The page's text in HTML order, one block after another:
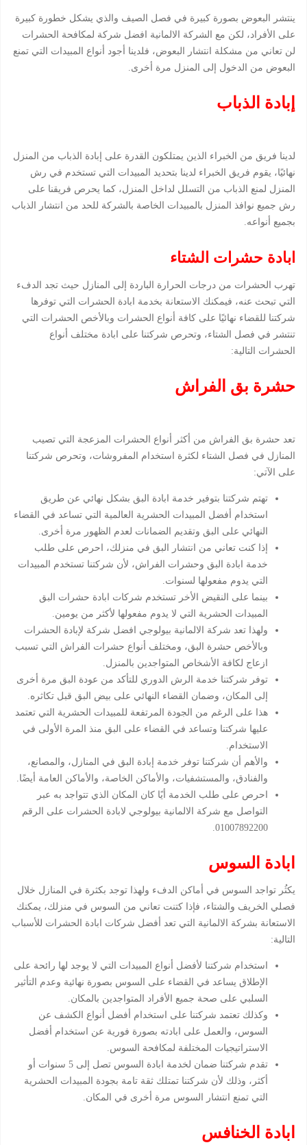
ينتشر البعوض بصورة كبيرة في فصل الصيف والذي يشكل خطورة كبيرة
على الأفراد، لكن مع الشركة الالمانية افضل شركة لمكافحة الحشرات
لن تعاني من مشكلة انتشار البعوض، فلدينا أجود أنواع المبيدات التي تمنع
البعوض من الدخول إلى المنزل مرة أخرى.
إبادة الذباب
لدينا فريق من الخبراء الذين يمتلكون القدرة على إبادة الذباب من المنزل
نهائيًا، يقوم فريق الخبراء لدينا بتحديد المبيدات التي تستخدم في رش
المنزل لمنع الذباب من التسلل لداخل المنزل، كما يحرص فريقنا على
رش جميع نوافذ المنزل بالمبيدات الخاصة بالشركة للحد من انتشار الذباب
بجميع أنواعه.
ابادة حشرات الشتاء
تهرب الحشرات من درجات الحرارة الباردة إلى المنازل حيث تجد الدفء
التي تبحث عنه، فيمكنك الاستعانة بخدمة ابادة الحشرات التي توفرها
شركتنا للقضاء نهائيًا على كافة أنواع الحشرات وبالأخص الحشرات التي
تنتشر في فصل الشتاء، وتحرص شركتنا على ابادة مختلف أنواع
الحشرات التالية:
حشرة بق الفراش
تعد حشرة بق الفراش من أكثر أنواع الحشرات المزعجة التي تصيب
المنازل في فصل الشتاء لكثرة استخدام المفروشات، وتحرص شركتنا
على الآتي:
تهتم شركتنا بتوفير خدمة ابادة البق بشكل نهائي عن طريق
استخدام أفضل المبيدات الحشرية العالمية التي تساعد في القضاء
النهائي على البق وتقديم الضمانات لعدم الظهور مرة أخرى.
إذا كنت تعاني من انتشار البق في منزلك، احرص على طلب
خدمة ابادة البق وحشرات الفراش، لأن شركتنا تستخدم المبيدات
التي يدوم مفعولها لسنوات.
بينما على النقيض الأخر تستخدم شركات ابادة حشرات البق
المبيدات الحشرية التي لا يدوم مفعولها لأكثر من يومين.
ولهذا تعد شركة الالمانية بيولوجي افضل شركة لإبادة الحشرات
وبالأخص حشرة البق، ومختلف أنواع حشرات الفراش التي تسبب
ازعاج لكافة الأشخاص المتواجدين بالمنزل.
توفر شركتنا خدمة الرش الدوري للتأكد من عودة البق مرة أخرى
إلى المكان، وضمان القضاء النهائي على بيض البق قبل تكاثره.
هذا على الرغم من الجودة المرتفعة للمبيدات الحشرية التي تعتمد
عليها شركتنا وتساعد في القضاء على البق منذ المرة الأولى في
الاستخدام.
والأهم أن شركتنا توفر خدمة إبادة البق في المنازل، والمصانع،
والفنادق، والمستشفيات، والأماكن الخاصة، والأماكن العامة أيضًا.
احرص على طلب الخدمة أيًا كان المكان الذي تتواجد به عبر
التواصل مع شركة الالمانية بيولوجي لابادة الحشرات على الرقم
01007892200.
ابادة السوس
يكثُر تواجد السوس في أماكن الدفء ولهذا توجد بكثرة في المنازل خلال
فصلي الخريف والشتاء، فإذا كتنت تعاني من السوس في منزلك، يمكنك
الاستعانة بشركة الالمانية التي تعد أفضل شركات ابادة الحشرات للأسباب
التالية:
استخدام شركتنا لأفضل أنواع المبيدات التي لا يوجد لها رائحة على
الإطلاق يساعد في القضاء على السوس بصورة نهائية وعدم التأثير
السلبي على صحة جميع الأفراد المتواجدين بالمكان.
وكذلك تعتمد شركتنا على استخدام أفضل أنواع الكشف عن
السوس، والعمل على ابادته بصورة فورية عن استخدام أفضل
الاستراتيجيات المختلفة لمكافحة السوس.
تقدم شركتنا ضمان لخدمة ابادة السوس تصل إلى 5 سنوات أو
أكثر، وذلك لأن شركتنا تمتلك ثقة تامة بجودة المبيدات الحشرية
التي تمنع انتشار السوس مرة أخرى في المكان.
ابادة الخنافس